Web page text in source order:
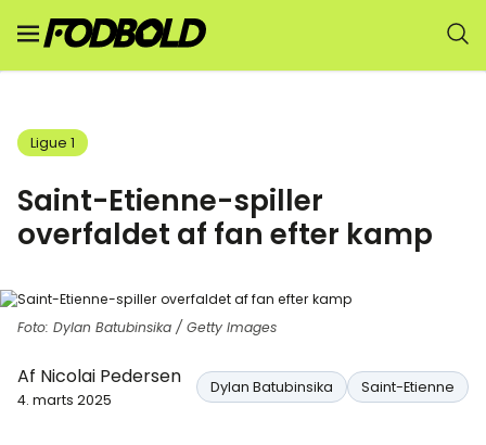
Ligue 1
Saint-Etienne-spiller
overfaldet af fan efter kamp
Foto: Dylan Batubinsika / Getty Images
Af Nicolai Pedersen
4. marts 2025
Dylan Batubinsika Saint-Etienne